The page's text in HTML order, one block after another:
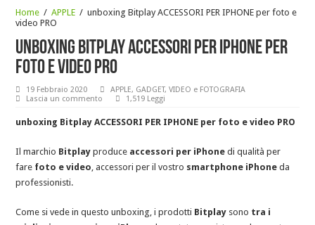
Home / APPLE / unboxing Bitplay ACCESSORI PER IPHONE per foto e
video PRO
unboxing Bitplay ACCESSORI PER IPHONE per
foto e video PRO
19 Febbraio 2020 APPLE, GADGET,VIDEO e FOTOGRAFIA
Lascia un commento
1,519 Leggi
unboxing Bitplay ACCESSORI PER IPHONE per foto e video PRO
Il marchio Bitplay produce accessori per iPhone di qualità per
fare foto e video, accessori per il vostro smartphone iPhone da
professionisti.
Come si vede in questo unboxing, i prodotti Bitplay sono tra i